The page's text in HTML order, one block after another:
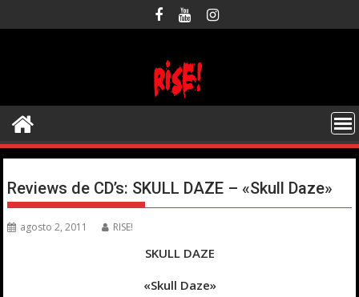
al
Reviews de CD’s: SKULL DAZE – «Skull Daze»
agosto 2, 2011 RISE!
SKULL DAZE
«Skull Daze»